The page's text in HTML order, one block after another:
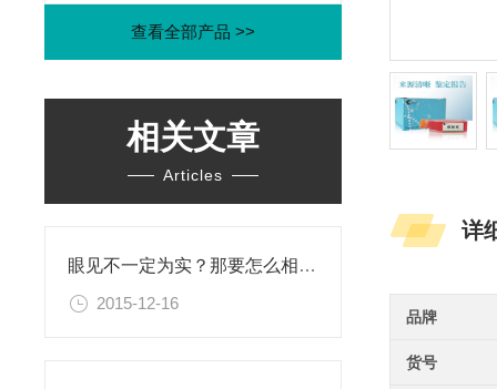
查看全部产品 >>
相关文章
Articles
眼见不一定为实？那要怎么相信这个世界？！
2015-12-16
详
品牌
货号